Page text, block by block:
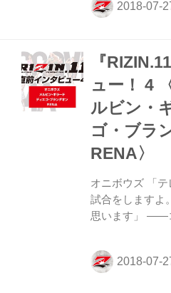
杉山 緊張という
ドくらい戦っ
は? 杉山 いい
たまスーパーア
経験が活きて
中井りん選手と
ート同士の対決
す。 杉山 光栄
『
ュー！ 4
ルビン・
ゴ・ブラ
RENA〉
オニボウズ 「
試合をしますよ
思います」 ――
のは2〜3週間前
んできたので、